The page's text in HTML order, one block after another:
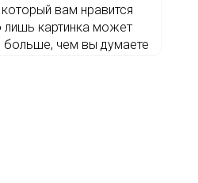
вам нравится
картинка может
больше, чем вы думаете